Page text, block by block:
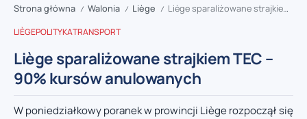
Strona główna / Walonia / Liège / Liège sparaliżowane strajkiem TEC – 90% kursów anulowanych
LIÈGEPOLITYKATRANSPORT
Liège sparaliżowane strajkiem TEC –
90% kursów anulowanych
W poniedziałkowy poranek w prowincji Liège rozpoczął się